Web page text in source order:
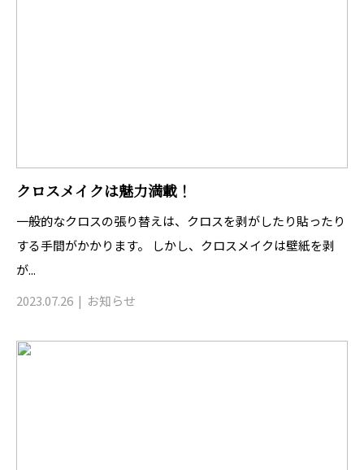
クロスメイクは魅力満載！
一般的なクロスの張り替えは、クロスを剥がしたり貼ったり
する手間がかかります。 しかし、クロスメイクは壁紙を剥
が...
2023.07.26
お知らせ